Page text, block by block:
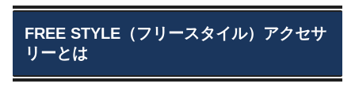
FREE STYLE（フリースタイル）アクセサ
リーとは